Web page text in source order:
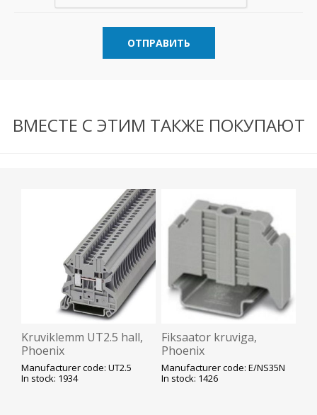
ОТПРАВИТЬ
ВМЕСТЕ С ЭТИМ ТАКЖЕ ПОКУПАЮТ
Kruviklemm UT2.5 hall,
Phoenix
Manufacturer code: UT2.5
In stock: 1934
Fiksaator kruviga,
Phoenix
Manufacturer code: E/NS35N
In stock: 1426